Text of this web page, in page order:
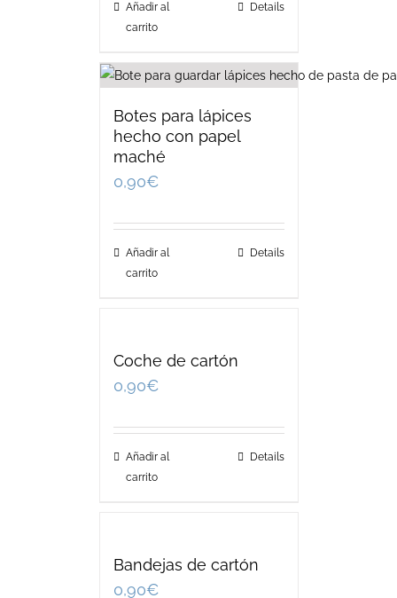
Añadir al
carrito
Details
Botes para lápices
hecho con papel
maché
0,90€
Añadir al
carrito
Details
Coche de cartón
0,90€
Añadir al
carrito
Details
Bandejas de cartón
0,90€